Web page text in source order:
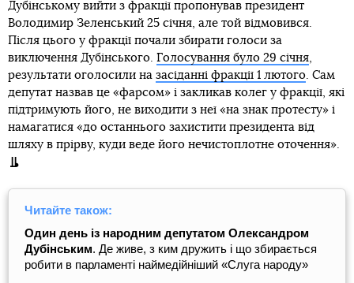
Дубінському вийти з фракції пропонував президент
Володимир Зеленський 25 січня, але той відмовився.
Після цього у фракції почали збирати голоси за
виключення Дубінського. Голосування було 29 січня,
результати оголосили на засіданні фракції 1 лютого. Сам
депутат назвав це «фарсом» і закликав колег у фракції, які
підтримують його, не виходити з неї «на знак протесту» і
намагатися «до останнього захистити президента від
шляху в прірву, куди веде його нечистоплотне оточення».
Читайте також:
Один день із народним депутатом Олександром
Дубінським. Де живе, з ким дружить і що збирається
робити в парламенті наймедійніший «Слуга народу»